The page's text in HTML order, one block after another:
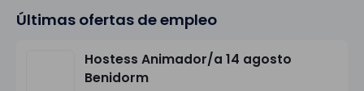
Últimas ofertas de empleo
Hostess Animador/a 14 agosto
Benidorm